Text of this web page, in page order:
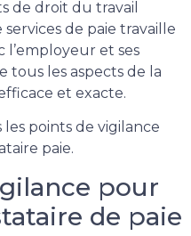
de droit du travail
de paie travaille
et ses
tous les aspects de la
et exacte.
points de vigilance
paie.
pour
de paie